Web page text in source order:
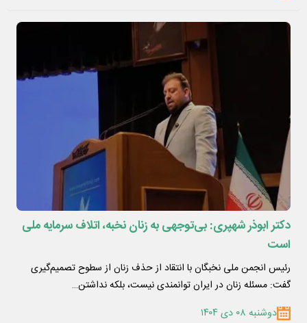
دکتر ابوذر شهپری: بی‌توجهی به زنان نخبه، اتلاف سرمایه ملی
است
رئیس انجمن ملی نخبگان با انتقاد از حذف زنان از سطوح تصمیم‌گیری
گفت: مسئله زنان در ایران توانمندی نیست، بلکه نداشتن…
دوشنبه ۰۸ دی ۱۴۰۴